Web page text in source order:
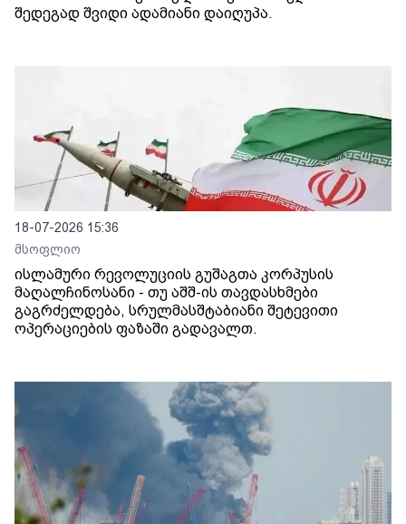
შედეგად შვიდი ადამიანი დაიღუპა.
18-07-2026 15:36
მსოფლიო
ისლამური რევოლუციის გუშაგთა კორპუსის
მაღალჩინოსანი - თუ აშშ-ის თავდასხმები
გაგრძელდება, სრულმასშტაბიანი შეტევითი
ოპერაციების ფაზაში გადავალთ.